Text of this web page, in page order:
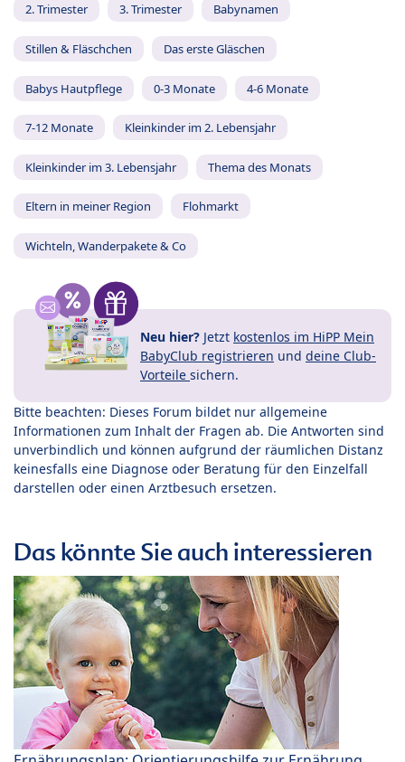
2. Trimester 3. Trimester Babynamen
Stillen & Fläschchen Das erste Gläschen
Babys Hautpflege 0-3 Monate 4-6 Monate
7-12 Monate Kleinkinder im 2. Lebensjahr
Kleinkinder im 3. Lebensjahr Thema des Monats
Eltern in meiner Region Flohmarkt
Wichteln, Wanderpakete & Co
Neu hier? Jetzt kostenlos im HiPP Mein
BabyClub registrieren und deine Club-
Vorteile sichern.
Bitte beachten: Dieses Forum bildet nur allgemeine
Informationen zum Inhalt der Fragen ab. Die Antworten sind
unverbindlich und können aufgrund der räumlichen Distanz
keinesfalls eine Diagnose oder Beratung für den Einzelfall
darstellen oder einen Arztbesuch ersetzen.
Das könnte Sie auch interessieren